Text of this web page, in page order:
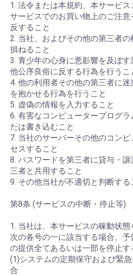
1. 法令または本規約、本サービ
サービスでのお買い物上のご注
反すること
2. 当社、およびその他の第三者
損ねること
3. 青少年の心身に悪影響を及ぼ
他公序良俗に反する行為を行うこ
4. 他の利用者その他の第三者に
を抱かせる行為を行うこと
5. 虚偽の情報を入力すること
6. 有害なコンピュータープログ
たは書き込むこと
7. 当社のサーバーその他のコン
セスすること
8. パスワードを第三者に貸与・
三者と共用すること
9. その他当社が不適切と判断する
第8条 (サービスの中断・停止等)
1. 当社は、本サービスの稼動状態
次の各号の一に該当する場合、
の提供全てあるいは一部を停止す
(1)システムの定期保守および緊
合